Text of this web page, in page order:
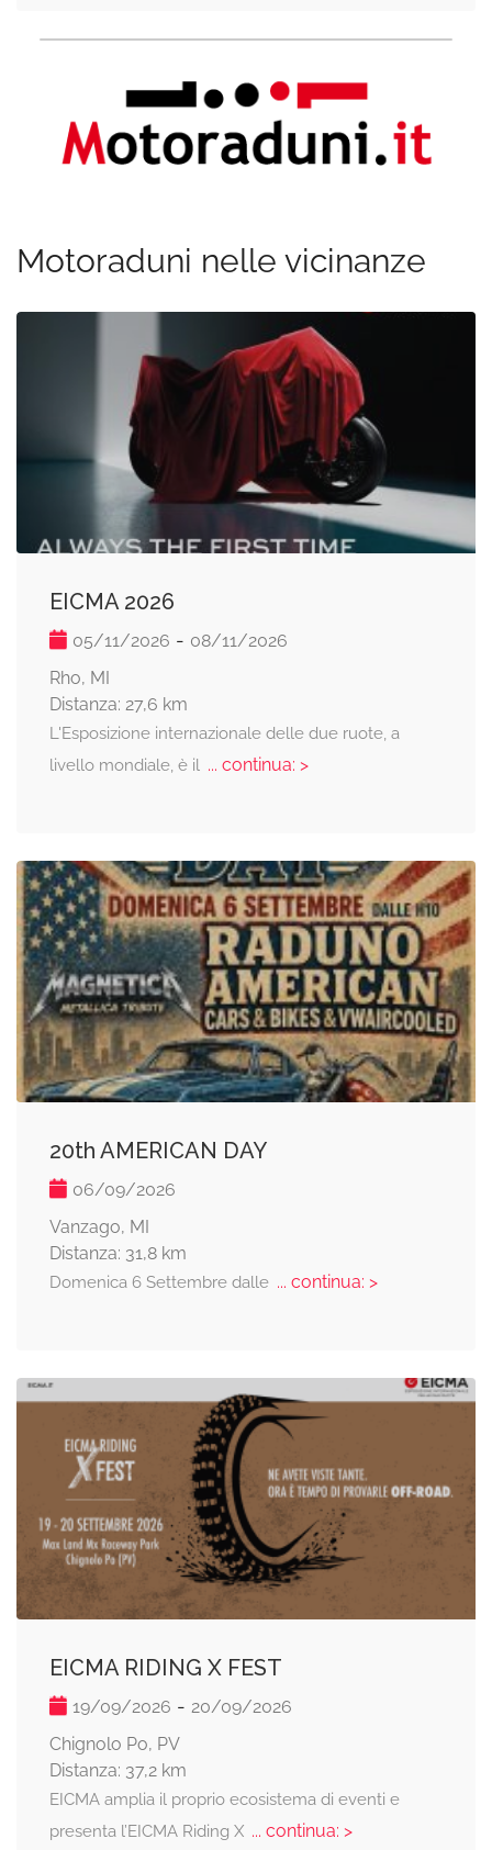
Motoraduni nelle vicinanze
EICMA 2026
05/11/2026 - 08/11/2026
Rho, MI
Distanza: 27,6 km
L'Esposizione internazionale delle due ruote, a
livello mondiale, è il ... continua: >
20th AMERICAN DAY
06/09/2026
Vanzago, MI
Distanza: 31,8 km
Domenica 6 Settembre dalle... continua: >
EICMA RIDING X FEST
19/09/2026 - 20/09/2026
Chignolo Po, PV
Distanza: 37,2 km
EICMA amplia il proprio ecosistema di eventi e
presenta l’EICMA Riding X... continua: >